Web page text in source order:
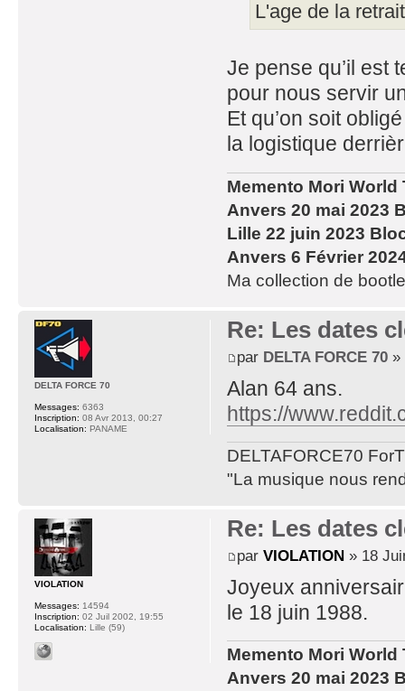
L'age de la
Je pense qu’il est
pour nous servir
Et qu’on soit
la logistique
Memento Mori World
Anvers 20 mai 2023
Lille 22 juin 2023
Anvers 6 Février
Ma collection de
Re: Les dates
par DELTA FORCE 70»
Alan 64 ans.
https://
DELTAFORCE70
"La musique nous
DELTA FORCE 70
Messages: 6363
Inscription: 08 Avr 2013, 00:27
Localisation: PANAME
Re: Les dates
par VIOLATION» 18
Joyeux
le 18 juin 1988.
Memento Mori World
Anvers 20 mai 2023
VIOLATION
Messages: 14594
Inscription: 02 Juil 2002, 19:55
Localisation: Lille (59)